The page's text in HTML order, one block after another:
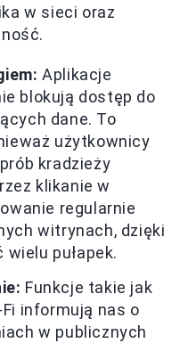
w sieci oraz
Aplikacje
blokują dostęp do
dane. To
użytkownicy
kradzieży
klikanie w
regularnie
witrynach, dzięki
pułapek.
Funkcje takie jak
informują nas o
w publicznych